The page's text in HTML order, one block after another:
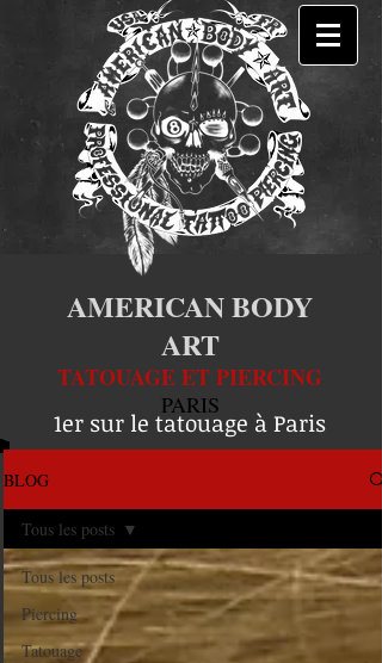
AMERICAN BODY
ART
TATOUAGE ET PIERCING
PARIS
1er sur le tatouage à Paris
BLOG
Tous les posts
Piercing
Tatouage
Tous les posts